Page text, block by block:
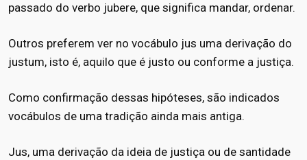
passado do verbo jubere, que significa mandar, ordenar.
Outros preferem ver no vocábulo jus uma derivação do
justum, isto é, aquilo que é justo ou conforme a justiça.
Como confirmação dessas hipóteses, são indicados
vocábulos de uma tradição ainda mais antiga.
Jus, uma derivação da ideia de justiça ou de santidade